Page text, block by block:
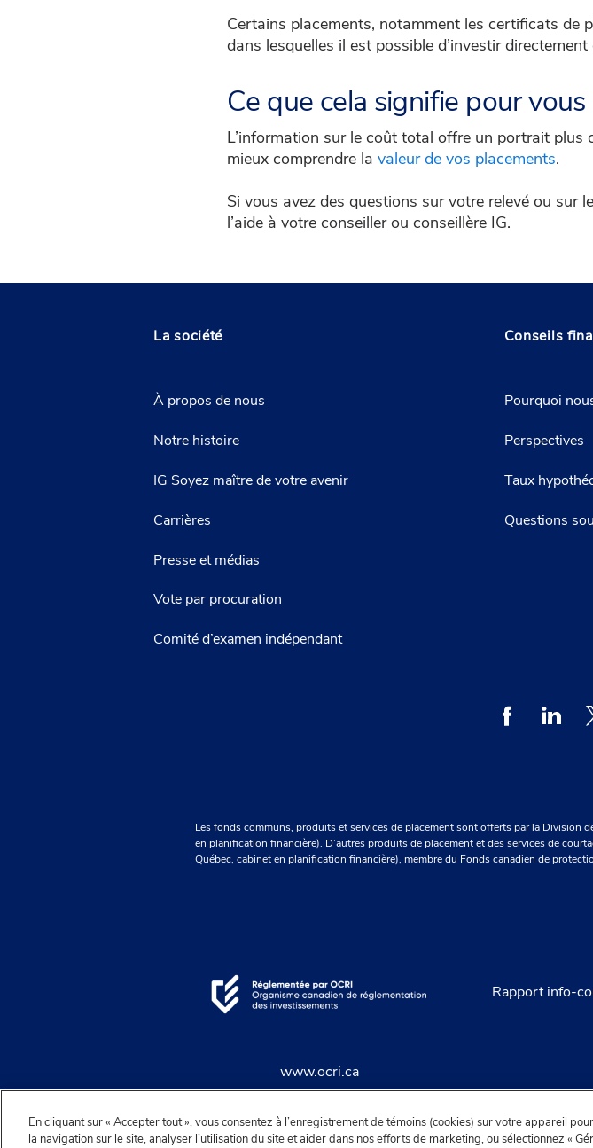
Certains placements, notamment les certificats de
dans lesquelles il est possible d’investir
Ce que cela signifie pour vous
L’information sur le coût total offre un portrait
mieux comprendre la valeur de vos placements.
Si vous avez des questions sur votre relevé ou sur
l’aide à votre conseiller ou conseillère IG.
La société
À propos de nous
Notre histoire
IG Soyez maître de votre avenir
Carrières
Presse et médias
Vote par procuration
Comité d’examen indépendant
Conseils
Pourquoi
Perspectives
Taux
Questions
Facebook
Les fonds communs, produits et services de placement sont offerts par la Division
en planification financière). D’autres produits de placement et des services de
Québec, cabinet en planification financière), membre du Fonds canadien de
www.ocri.ca
Rapport info-
En cliquant sur « Accepter tout », vous consentez à l’enregistrement de témoins (cookies) sur votre appareil
la navigation sur le site, analyser l’utilisation du site et aider dans nos efforts de marketing, ou sélectionnez «